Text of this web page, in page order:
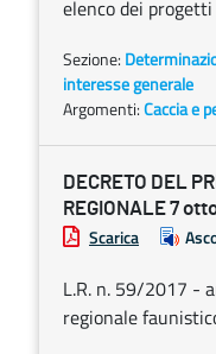
elenco dei
Sezione:
interesse generale
Argomenti:Caccia e
DECRETO DEL
REGIONALE 7
Scarica
L.R. n. 59/2017 -
regionale